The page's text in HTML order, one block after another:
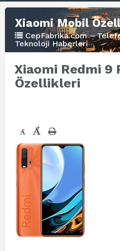
Xiaomi Mobil
CepFabrika.com –
Teknoloji Haberleri
Xiaomi Redmi 9
Özellikleri
- +